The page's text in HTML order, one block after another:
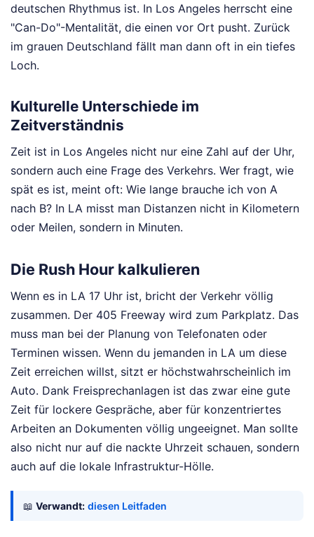
deutschen Rhythmus ist. In Los Angeles herrscht eine
"Can-Do"-Mentalität, die einen vor Ort pusht. Zurück
im grauen Deutschland fällt man dann oft in ein tiefes
Loch.
Kulturelle Unterschiede im
Zeitverständnis
Zeit ist in Los Angeles nicht nur eine Zahl auf der Uhr,
sondern auch eine Frage des Verkehrs. Wer fragt, wie
spät es ist, meint oft: Wie lange brauche ich von A
nach B? In LA misst man Distanzen nicht in Kilometern
oder Meilen, sondern in Minuten.
Die Rush Hour kalkulieren
Wenn es in LA 17 Uhr ist, bricht der Verkehr völlig
zusammen. Der 405 Freeway wird zum Parkplatz. Das
muss man bei der Planung von Telefonaten oder
Terminen wissen. Wenn du jemanden in LA um diese
Zeit erreichen willst, sitzt er höchstwahrscheinlich im
Auto. Dank Freisprechanlagen ist das zwar eine gute
Zeit für lockere Gespräche, aber für konzentriertes
Arbeiten an Dokumenten völlig ungeeignet. Man sollte
also nicht nur auf die nackte Uhrzeit schauen, sondern
auch auf die lokale Infrastruktur-Hölle.
📖 Verwandt: diesen Leitfaden